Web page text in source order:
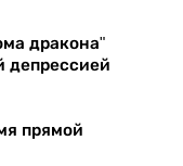
дракона"
депрессией
прямой